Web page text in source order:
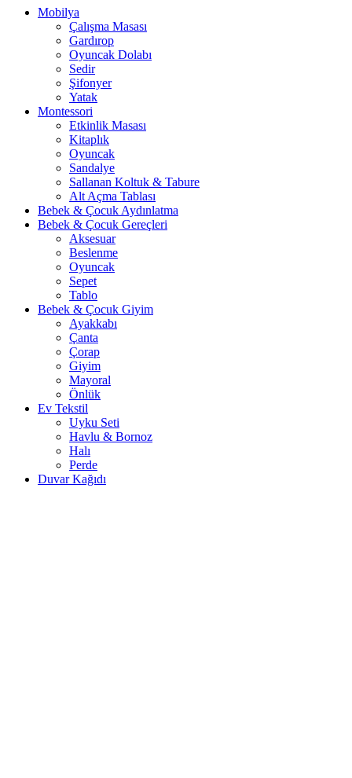
Mobilya
Çalışma Masası
Gardırop
⁠Oyuncak Dolabı
Sedir
Şifonyer
Yatak
Montessori
Etkinlik Masası
Kitaplık
Oyuncak
Sandalye
Sallanan Koltuk & Tabure
Alt Açma Tablası
Bebek & Çocuk Aydınlatma
Bebek & Çocuk Gereçleri
Aksesuar
Beslenme
Oyuncak
Sepet
Tablo
Bebek & Çocuk Giyim
Ayakkabı
Çanta
Çorap
Giyim
Mayoral
Önlük
Ev Tekstil
Uyku Seti
Havlu & Bornoz
Halı
Perde
Duvar Kağıdı